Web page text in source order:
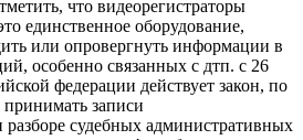
что видеорегистраторы
единственное оборудование,
или опровергнуть информации в
особенно связанных с дтп. с 26
федерации действует закон, по
записи
разборе судебных административных